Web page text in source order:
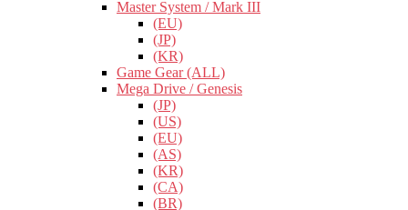
Master System / Mark III
(EU)
(JP)
(KR)
Game Gear (ALL)
Mega Drive / Genesis
(JP)
(US)
(EU)
(AS)
(KR)
(CA)
(BR)